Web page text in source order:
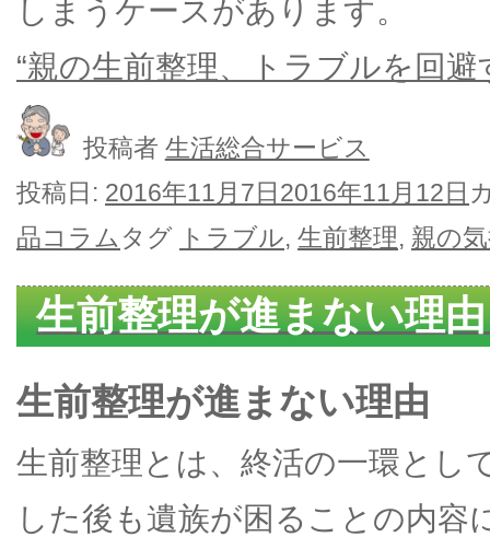
しまうケースがあります。
“親の生前整理、トラブルを回避
投稿者 生活総合サービス
投稿日: 2016年11月7日2016年11月12日
品コラム タグ トラブル, 生前整理, 親の
生前整理が進まない理
生前整理が進まない理由
生前整理とは、終活の一環とし
した後も遺族が困ることの内容